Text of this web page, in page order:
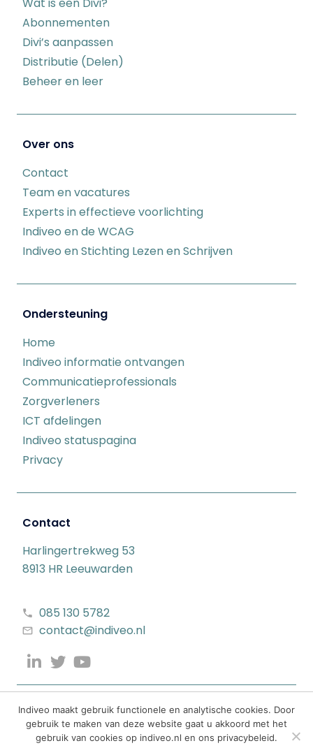
Wat is een Divi?
Abonnementen
Divi’s aanpassen
Distributie (Delen)
Beheer en leer
Over ons
Contact
Team en vacatures
Experts in effectieve voorlichting
Indiveo en de WCAG
Indiveo en Stichting Lezen en Schrijven
Ondersteuning
Home
Indiveo informatie ontvangen
Communicatieprofessionals
Zorgverleners
ICT afdelingen
Indiveo statuspagina
Privacy
Contact
Harlingertrekweg 53
8913 HR Leeuwarden
085 130 5782
contact@indiveo.nl
Indiveo maakt gebruik functionele en analytische cookies. Door
gebruik te maken van deze website gaat u akkoord met het
gebruik van cookies op indiveo.nl en ons privacybeleid.